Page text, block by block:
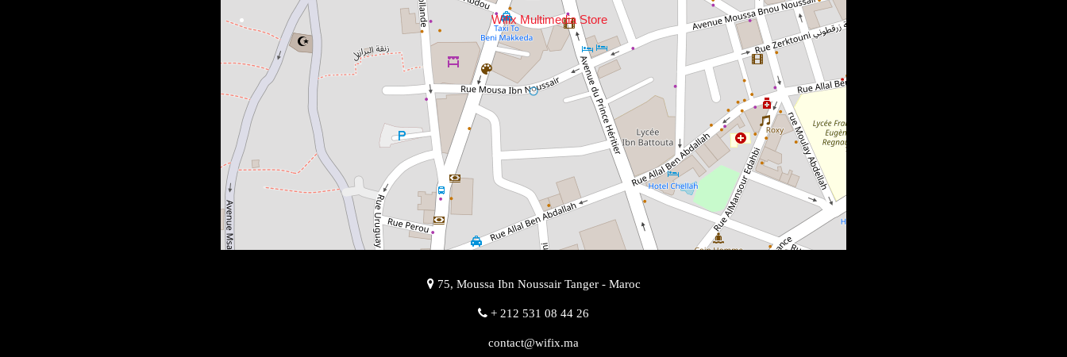
Wifix Multimedia Store
75, Moussa Ibn Noussair Tanger - Maroc
+ 212 531 08 44 26
contact@wifix.ma